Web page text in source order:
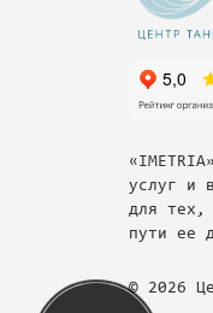
услуг и
для тех,
пути ее
© 2026